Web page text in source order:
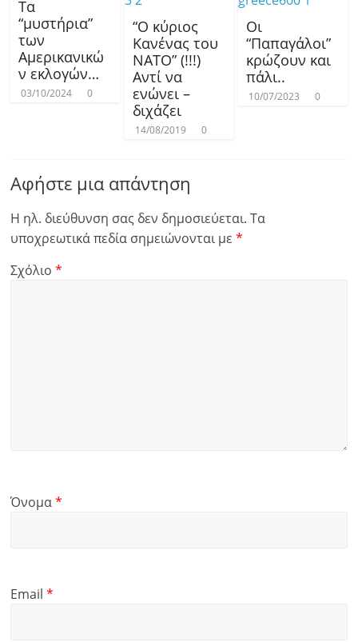
Τα
“μυστήρια”
των
Αμερικανικώ
ν εκλογών…
03/10/2024 0
“Ο κύριος
Κανένας του
ΝΑΤΟ” (!!!)
Αντί να
ενώνει –
διχάζει
14/08/2019 0
Οι
“Παπαγάλοι”
κρώζουν και
πάλι..
10/07/2023 0
Αφήστε μια απάντηση
Η ηλ. διεύθυνση σας δεν δημοσιεύεται. Τα
υποχρεωτικά πεδία σημειώνονται με*
Σχόλιο*
Όνομα*
Email*